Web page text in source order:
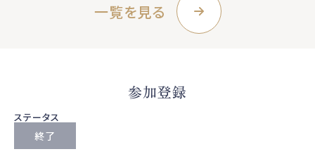
一覧を見る
参加登録
ステータス
終了